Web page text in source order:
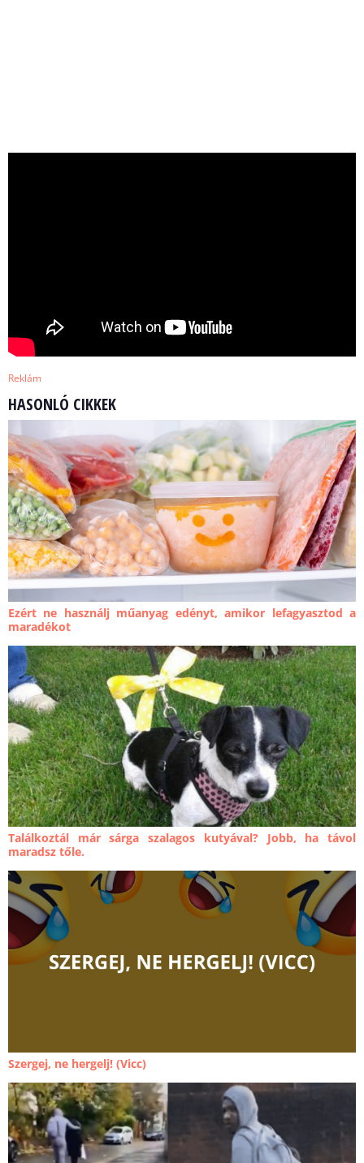
Reklám
HASONLÓ CIKKEK
Ezért ne használj műanyag edényt, amikor lefagyasztod a
maradékot
Találkoztál már sárga szalagos kutyával? Jobb, ha távol
maradsz tőle.
Szergej, ne hergelj! (Vicc)